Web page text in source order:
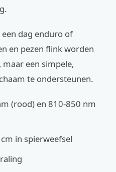
dag enduro of
en pezen flink worden
maar een simpele,
te ondersteunen.
(rood) en 810-850 nm
in spierweefsel